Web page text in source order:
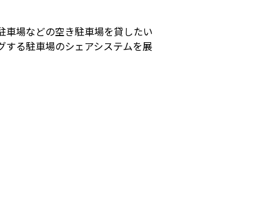
車場などの空き駐車場を貸したい
る駐車場のシェアシステムを展